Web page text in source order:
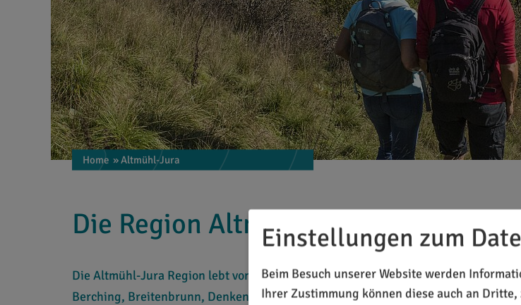
Home » Altmühl-Jura
Die Region Altmühl-Jura
Die Altmühl-Jura Region lebt von der Kooperation und gemeinschaftlichen
Berching, Breitenbrunn, Denkendorf, Dietfurt, Greding, Kinding, Kipfenberg,
Einstellungen zum
Beim Besuch unserer Website werden
Ihrer Zustimmung können diese auch an Dritte,